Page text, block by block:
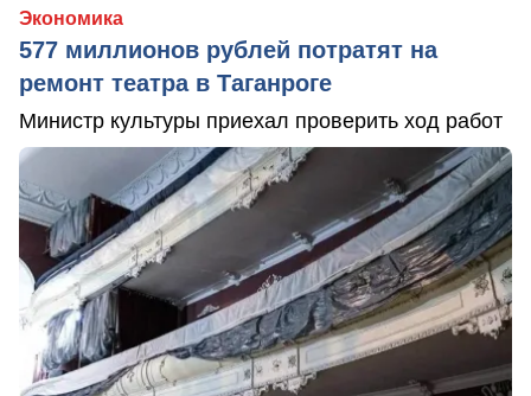
Экономика
577 миллионов рублей потратят на
ремонт театра в Таганроге
Министр культуры приехал проверить ход работ